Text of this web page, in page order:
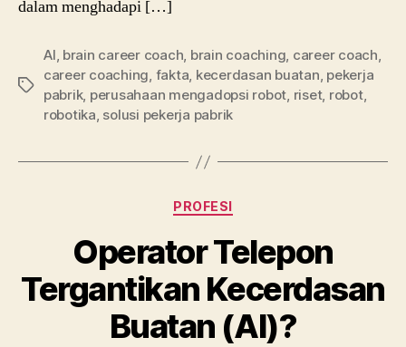
dalam menghadapi […]
Tags
AI, brain career coach, brain coaching, career coach,
career coaching, fakta, kecerdasan buatan, pekerja
pabrik, perusahaan mengadopsi robot, riset, robot,
robotika, solusi pekerja pabrik
Categories
PROFESI
Operator Telepon
Tergantikan Kecerdasan
Buatan (AI)?